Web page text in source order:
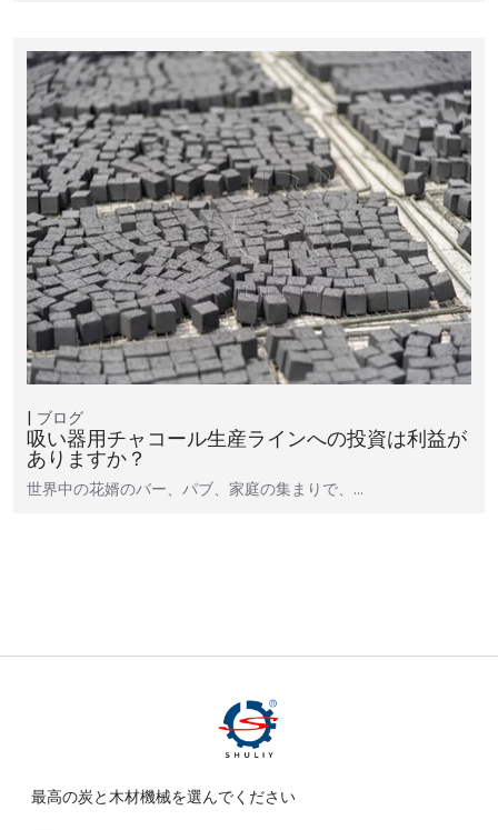
ブログ
吸い器用チャコール生産ラインへの投資は利益が
ありますか？
世界中の花婿のバー、パブ、家庭の集まりで、…
最高の炭と木材機械を選んでください